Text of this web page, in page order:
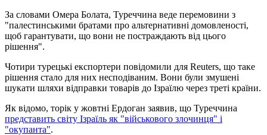
За словами Омера Болата, Туреччина веде перемовини з
"палестинськими братами про альтернативні домовленості,
щоб гарантувати, що вони не постраждають від цього
рішення".
Чотири турецькі експортери повідомили для Reuters, що таке
рішення стало для них несподіваним. Вони були змушені
шукати шляхи відправки товарів до Ізраїлю через треті країни.
Як відомо, торік у жовтні Ердоган заявив, що Туреччина
представить світу Ізраїль як "військового злочинця" і
"окупанта".